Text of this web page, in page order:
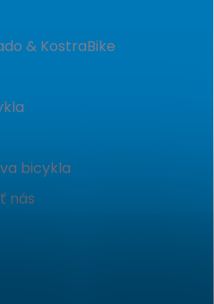
& KostraBike
bicykla
nás